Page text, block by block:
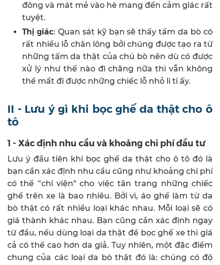
đông và mát mẻ vào hè mang đến cảm giác rất
tuyệt.
Thị giác: Quan sát kỹ bạn sẽ thấy tấm da bò có
rất nhiều lỗ chân lông bởi chúng được tạo ra từ
những tấm da thật của chú bò nên dù có được
xử lý như thế nào đi chăng nữa thì vẫn không
thể mất đi được những chiếc lỗ nhỏ li ti ấy.
II - Lưu ý gì khi bọc ghế da thật cho ô
tô
1 - Xác định nhu cầu và khoảng chi phí đầu tư
Lưu ý đầu tiên khi bọc ghế da thật cho ô tô đó là
bạn cần xác định nhu cầu cũng như khoảng chi phí
có thể “chi viện" cho việc tân trang những chiếc
ghế trên xe là bao nhiêu. Bởi vì, áo ghế làm từ da
bò thật có rất nhiều loại khác nhau. Mỗi loại sẽ có
giá thành khác nhau. Bạn cũng cần xác định ngay
từ đầu, nếu dùng loại da thật để bọc ghế xe thì giá
cả có thể cao hơn da giả. Tuy nhiên, một đặc điểm
chung của các loại da bò thật đó là: chúng có độ